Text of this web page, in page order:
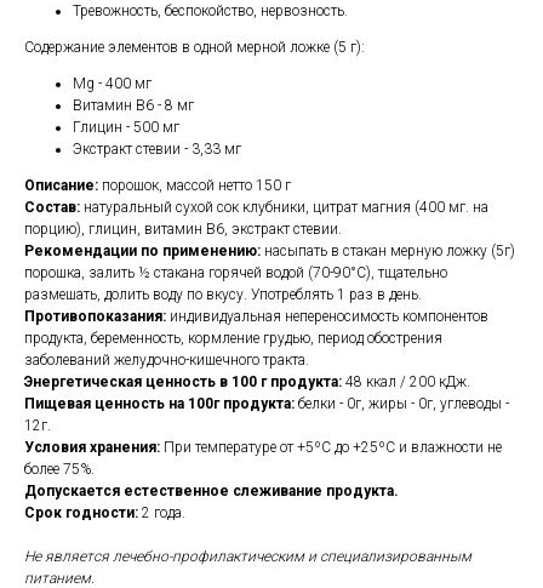
Тревожность, беспокойство, нервозность.
Содержание элементов в одной мерной ложке (5 г):
Mg - 400 мг
Витамин В6 - 8 мг
Глицин - 500 мг
Экстракт стевии - 3,33 мг
Описание: порошок, массой нетто 150 г
Состав: натуральный сухой сок клубники, цитрат магния (400 мг. на
порцию), глицин, витамин B6, экстракт стевии.
Рекомендации по применению: насыпать в стакан мерную ложку (5г)
порошка, залить ½ стакана горячей водой (70-90°С), тщательно
размешать, долить воду по вкусу. Употреблять 1 раз в день.
Противопоказания: индивидуальная непереносимость компонентов
продукта, беременность, кормление грудью, период обострения
заболеваний желудочно-кишечного тракта.
Энергетическая ценность в 100 г продукта: 48 ккал / 200 кДж.
Пищевая ценность на 100г продукта: белки - 0г, жиры - 0г, углеводы -
12г.
Условия хранения: При температуре от +5ºС до +25ºС и влажности не
более 75%.
Допускается естественное слеживание продукта.
Срок годности: 2 года.
Не является лечебно-профилактическим и специализированным
питанием.